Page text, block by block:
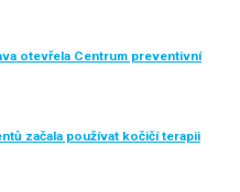
otevřela Centrum preventivní
začala používat kočičí terapii